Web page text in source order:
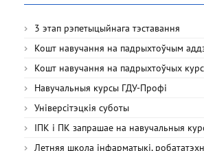
3 этап рэпетыцыйнага тэставання
Кошт навучання на падрыхтоўчым
Кошт навучання на падрыхтоўчых
Навучальныя курсы ГДУ-Профі
Універсітэцкія суботы
ІПК і ПК запрашае на навучальныя
Летняя школа інфарматыкі,